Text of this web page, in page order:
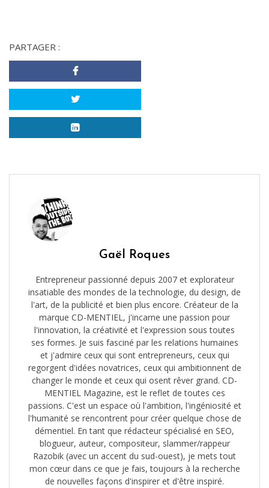
PARTAGER :
Gaël Roques
Entrepreneur passionné depuis 2007 et explorateur
insatiable des mondes de la technologie, du design, de
l'art, de la publicité et bien plus encore. Créateur de la
marque CD-MENTIEL, j'incarne une passion pour
l'innovation, la créativité et l'expression sous toutes
ses formes. Je suis fasciné par les relations humaines
et j'admire ceux qui sont entrepreneurs, ceux qui
regorgent d'idées novatrices, ceux qui ambitionnent de
changer le monde et ceux qui osent rêver grand. CD-
MENTIEL Magazine, est le reflet de toutes ces
passions. C'est un espace où l'ambition, l'ingéniosité et
l'humanité se rencontrent pour créer quelque chose de
démentiel. En tant que rédacteur spécialisé en SEO,
blogueur, auteur, compositeur, slammer/rappeur
Razobik (avec un accent du sud-ouest), je mets tout
mon cœur dans ce que je fais, toujours à la recherche
de nouvelles façons d'inspirer et d'être inspiré.